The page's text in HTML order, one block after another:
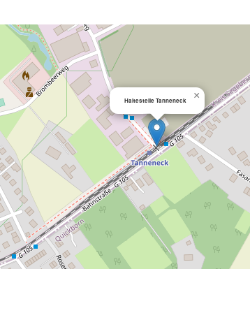
Haltestelle Tanneneck ×